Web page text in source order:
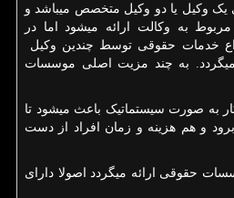
یک وکیل یا دو وکیل متخصص میباشد و
به وکالت ارائه میشود اما در
خدمات حقوقی توسط چندین وکیل
به چند مزیت اصلی موسسات
به صورت سیستماتیک باعث میشود تا
و هم هزینه و زمان افراد از دست
حقوقی ارائه میگردد اصولا دارای